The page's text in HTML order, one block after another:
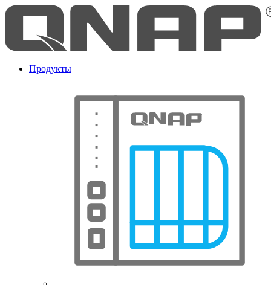
Продукты